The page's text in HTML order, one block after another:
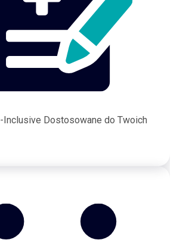
Inclusive Dostosowane do Twoich